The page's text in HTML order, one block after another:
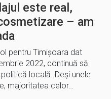
este real,
– am
pentru Timișoara dat
2022, continuă să
locală. Deși unele
majoritatea celor…